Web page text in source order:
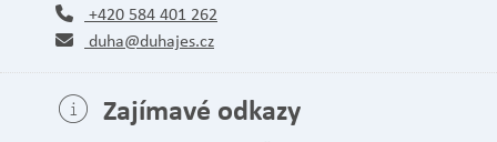
+420 584 401 262
duha@duhajes.cz
Zajímavé odkazy